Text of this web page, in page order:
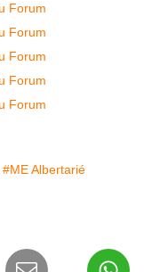
#ME Albertarié